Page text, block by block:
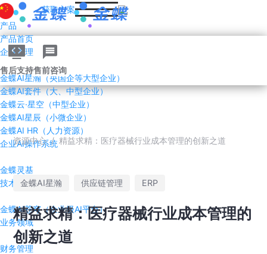
获取方案
产品
产品首页
企业管理AI
金蝶AI星瀚（央国企等大型企业）
金蝶AI套件（大、中型企业）
金蝶云·星空（中型企业）
金蝶AI星辰（小微企业）
金蝶AI HR（人力资源）
企业AI操作系统
金蝶灵基
技术平台
金蝶AI苍穹（企业级AI平台）
业务领域
财务管理
售后支持售前咨询
资源中心 / 精益求精：医疗器械行业成本管理的创新之道
金蝶AI星瀚 供应链管理 ERP
精益求精：医疗器械行业成本管理的
创新之道